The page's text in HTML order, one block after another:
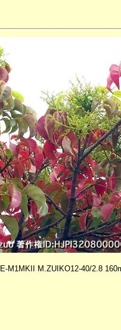
M1MKII M.ZUIKO12-40/2.8